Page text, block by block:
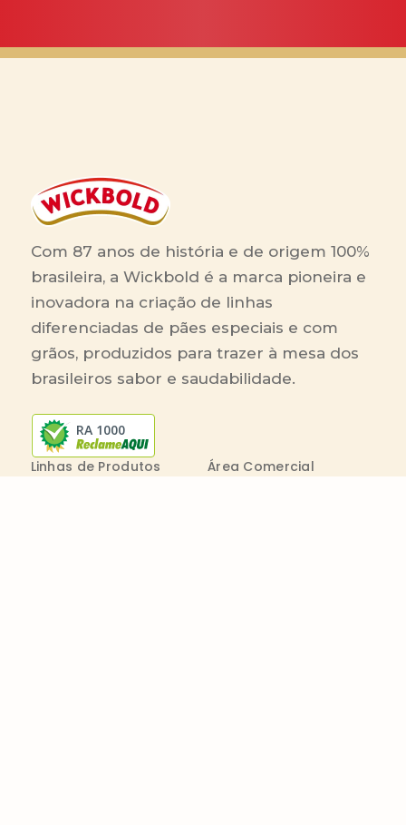
Com 87 anos de história e de origem 100%
brasileira, a Wickbold é a marca pioneira e
inovadora na criação de linhas
diferenciadas de pães especiais e com
grãos, produzidos para trazer à mesa dos
brasileiros sabor e saudabilidade.
RA 1000
Linhas de Produtos Área Comercial